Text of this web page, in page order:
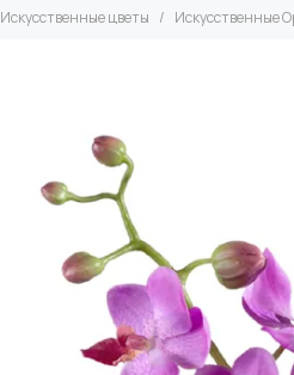
Искусственные цветы Искусственные